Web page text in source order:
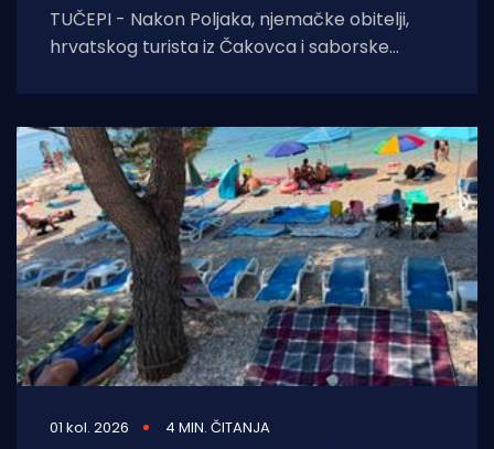
TUČEPI - Nakon Poljaka, njemačke obitelji,
hrvatskog turista iz Čakovca i saborske
01 kol. 2026 4 MIN. ČITANJA